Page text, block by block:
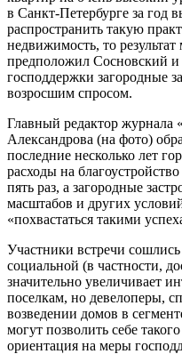
в Санкт-Петербурге за год
распространить такую
недвижимость, то
предположил Сосновский и
господдержки загородные
возросшим спросом.
Главный редактор журнала
Александрова (на фото)
последние несколько лет
расходы на
пять раз, а загородные
масштабов и других
«похвастаться такими
Участники встречи
социальной (в частности,
значительно увеличивает
поселкам, но девелоперы,
возведении домов в
могут позволить себе
ориентация на меры